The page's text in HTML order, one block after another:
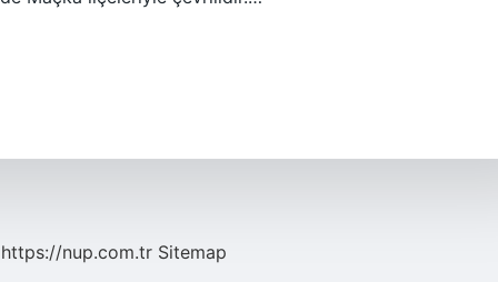
https://nup.com.tr Sitemap